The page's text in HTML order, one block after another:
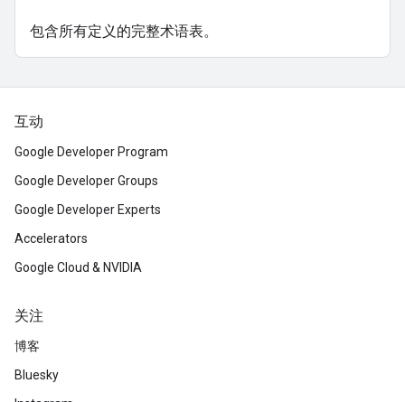
包含所有定义的完整术语表。
互动
Google Developer Program
Google Developer Groups
Google Developer Experts
Accelerators
Google Cloud & NVIDIA
关注
博客
Bluesky